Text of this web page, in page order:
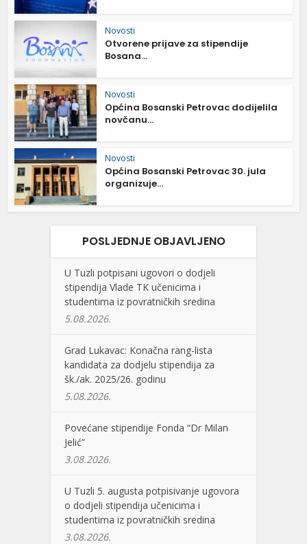
Novosti
Otvorene prijave za stipendije
Bosana...
Novosti
Općina Bosanski Petrovac dodijelila
novčanu...
Novosti
Općina Bosanski Petrovac 30. jula
organizuje...
POSLJEDNJE OBJAVLJENO
U Tuzli potpisani ugovori o dodjeli
stipendija Vlade TK učenicima i
studentima iz povratničkih sredina
5.08.2026.
Grad Lukavac: Konačna rang-lista
kandidata za dodjelu stipendija za
šk./ak. 2025/26. godinu
5.08.2026.
Povećane stipendije Fonda “Dr Milan
Jelić”
3.08.2026.
U Tuzli 5. augusta potpisivanje ugovora
o dodjeli stipendija učenicima i
studentima iz povratničkih sredina
3.08.2026.